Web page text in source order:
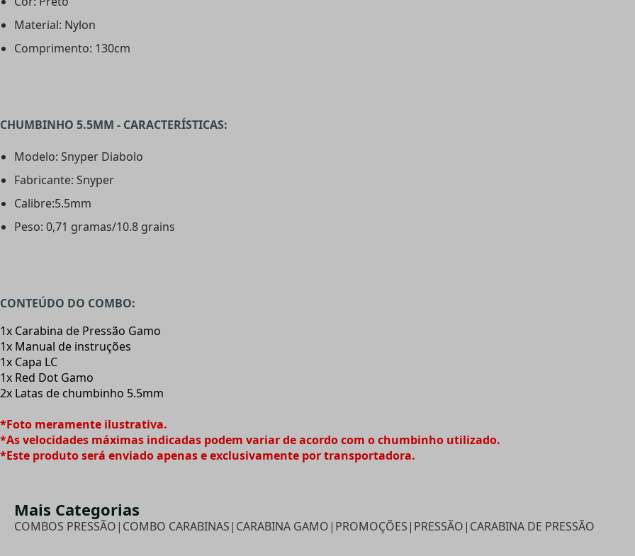
Material: Nylon
Comprimento: 130cm
CHUMBINHO 5.5MM - CARACTERÍSTICAS:
Modelo: Snyper Diabolo
Fabricante: Snyper
Calibre:5.5mm
Peso: 0,71 gramas/10.8 grains
CONTEÚDO DO COMBO:
1x Carabina de Pressão Gamo
1x Manual de instruções
1x Capa LC
1x Red Dot Gamo
2x Latas de chumbinho 5.5mm
*Foto meramente ilustrativa.
*As velocidades máximas indicadas podem variar de acordo com o chumbinho utilizado.
*Este produto será enviado apenas e exclusivamente por transportadora.
Mais Categorias
COMBOS PRESSÃO| COMBO CARABINAS| CARABINA GAMO| PROMOÇÕES| PRESSÃO| CARABINA DE PRESSÃO